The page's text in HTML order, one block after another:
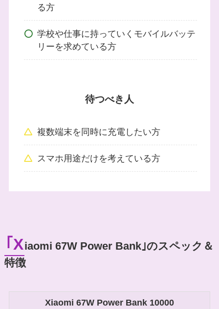
る方
学校や仕事に持っていくモバイルバッテ
リーを求めている方
待つべき人
複数端末を同時に充電したい方
スマホ用途だけを考えている方
｢Xiaomi 67W Power Bank｣のスペック＆
特徴
Xiaomi 67W Power Bank 10000